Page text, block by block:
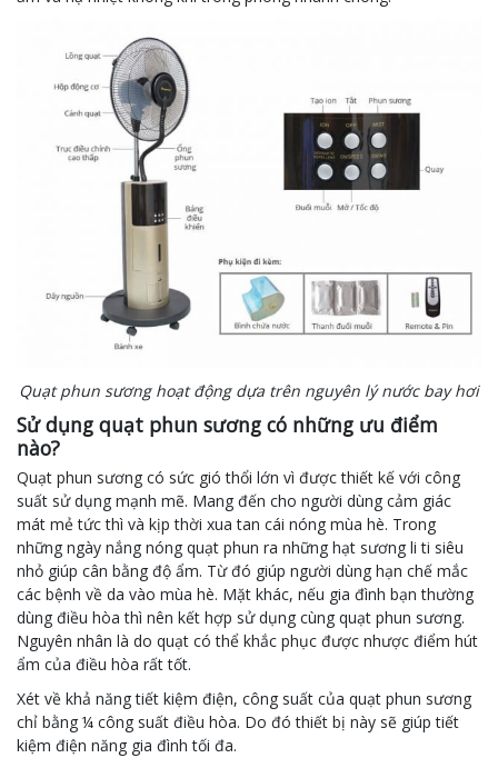
Quạt phun sương hoạt động dựa trên nguyên lý nước bay hơi
Sử dụng quạt phun sương có những ưu điểm
nào?
Quạt phun sương có sức gió thổi lớn vì được thiết kế với công
suất sử dụng mạnh mẽ. Mang đến cho người dùng cảm giác
mát mẻ tức thì và kịp thời xua tan cái nóng mùa hè. Trong
những ngày nắng nóng quạt phun ra những hạt sương li ti siêu
nhỏ giúp cân bằng độ ẩm. Từ đó giúp người dùng hạn chế mắc
các bệnh về da vào mùa hè. Mặt khác, nếu gia đình bạn thường
dùng điều hòa thì nên kết hợp sử dụng cùng quạt phun sương.
Nguyên nhân là do quạt có thể khắc phục được nhược điểm hút
ẩm của điều hòa rất tốt.
Xét về khả năng tiết kiệm điện, công suất của quạt phun sương
chỉ bằng ¼ công suất điều hòa. Do đó thiết bị này sẽ giúp tiết
kiệm điện năng gia đình tối đa.